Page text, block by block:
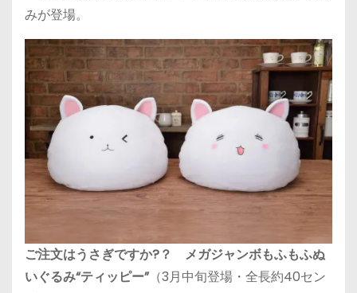
みが登場。
ご注文はうさぎですか?？ メガジャンボもふもふぬ
いぐるみ“ティッピー”（3月中旬登場・全長約40セン